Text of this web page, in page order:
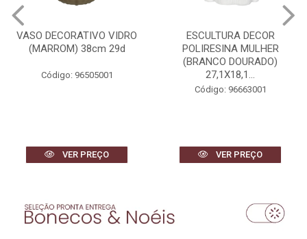
VASO DECORATIVO VIDRO
(MARROM) 38cm 29d
Código: 96505001
VER PREÇO
ESCULTURA DECOR
POLIRESINA MULHER
(BRANCO DOURADO)
27,1X18,1...
Código: 96663001
VER PREÇO